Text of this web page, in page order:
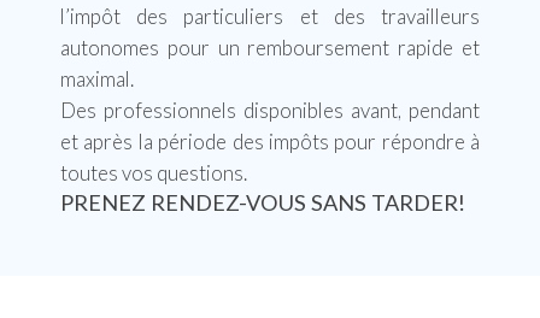
l’impôt des particuliers et des travailleurs
autonomes pour un remboursement rapide et
maximal.
Des professionnels disponibles avant, pendant
et après la période des impôts pour répondre à
toutes vos questions.
PRENEZ RENDEZ-VOUS SANS TARDER!